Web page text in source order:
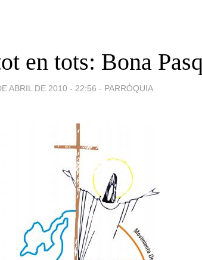
en tots: Bona
ABRIL DE 2010 - 22:56 - PARRÒQUIA